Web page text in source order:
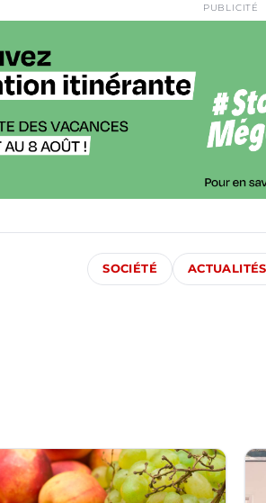
PUBLICITÉ
SOCIÉTÉ ACTUALITÉS